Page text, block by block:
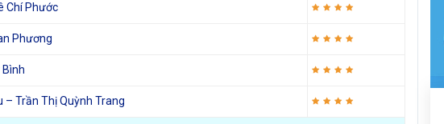
Chí Phước
Phương
Bình
– Trần Thị Quỳnh Trang